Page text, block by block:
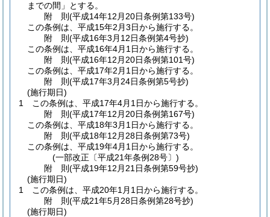
までの間」とする。
附 則(平成14年12月20日条例第133号)
この条例は、平成15年2月3日から施行する。
附 則(平成16年3月12日条例第4号抄)
この条例は、平成16年4月1日から施行する。
附 則(平成16年12月20日条例第101号)
この条例は、平成17年2月1日から施行する。
附 則(平成17年3月24日条例第5号抄)
(施行期日)
1
この条例は、平成17年4月1日から施行する。
附 則(平成17年12月20日条例第167号)
この条例は、平成18年3月1日から施行する。
附 則(平成18年12月28日条例第73号)
この条例は、平成19年4月1日から施行する。
(一部改正〔平成21年条例28号〕)
附 則(平成19年12月21日条例第59号抄)
(施行期日)
1
この条例は、平成20年1月1日から施行する。
附 則(平成21年5月28日条例第28号抄)
(施行期日)